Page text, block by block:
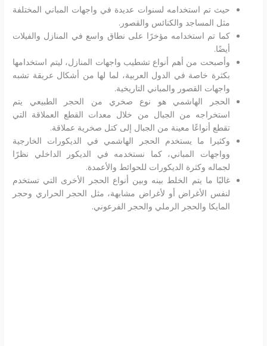
حيث تم استخدامه لسنوات عديدة في واجهات المباني المختلفة
مثل المساجد والكنائس والقصور.
كما تم استخدامه مؤخرًا على نطاق واسع في المنازل والفيلات
أيضًا.
وأصبحت من أهم أنواع تشطيب واجهات المنازل، ليتم استخدامها
بكثرة خاصة في الدول العربية، لما لها من أشكال عريقة تشبه
واجهات القصور والمباني التاريخية.
الحجر الهاشمي هو نوع صخري من الحجر الطبيعي يتم
استخراجه من الجبال من خلال معدات القطع العملاقة التي
تقطع أنواعًا معينة من الجبال إلى كتل صخرية عملاقة.
وكثيرا ما يستخدم الحجر الهاشمي في الديكورات الخارجية
وواجهات المباني، كما نستخدمه في الديكور الداخلي نظرًا
لجماله وكثرة الديكورات للحوائط والأعمدة.
غالبًا ما يتم الخلط بينه وبين أنواع الحجر الأخرى التي تستخدم
لنفس الأغراض أو لأغراض مشابهة، مثل الحجر الحراري وحجر
المايكا والحجر الرملي والحجر الفرعوني.